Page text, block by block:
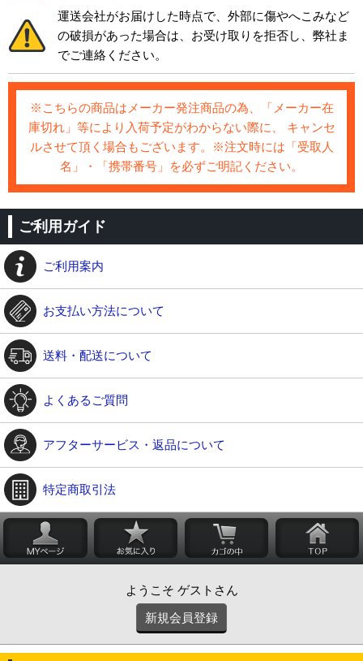
運送会社がお届けした時点で、外部に傷やへこみなど
の破損があった場合は、お受け取りを拒否し、弊社ま
でご連絡ください。
※こちらの商品はメーカー発注商品の為、「メーカー在
庫切れ」等により入荷予定がわからない際に、 キャンセ
ルさせて頂く場合もございます。※注文時には「受取人
名」・「携帯番号」を必ずご明記ください。
ご利用ガイド
ご利用案内
お支払い方法について
送料・配送について
よくあるご質問
アフターサービス・返品について
特定商取引法
ようこそ ゲストさん
新規会員登録